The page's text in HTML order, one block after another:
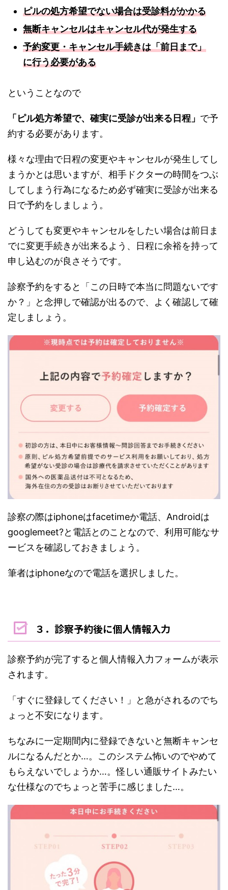
ピルの処方希望でない場合は受診料がかかる
無断キャンセルはキャンセル代が発生する
予約変更・キャンセル手続きは「前日まで」
に行う必要がある
ということなので
「ピル処方希望で、確実に受診が出来る日程」 で予
約する必要があります。
様々な理由で日程の変更やキャンセルが発生してし
まうかとは思いますが、相手ドクターの時間をつぶ
してしまう行為になるため必ず確実に受診が出来る
日で予約をしましょう。
どうしても変更やキャンセルをしたい場合は前日ま
でに変更手続きが出来るよう、日程に余裕を持って
申し込むのが良さそうです。
診察予約をすると「この日時で本当に問題ないです
か？」と念押しで確認が出るので、よく確認して確
定しましょう。
診察の際はiphoneはfacetimeか電話、Androidは
googlemeet?と電話とのことなので、利用可能なサ
ービスを確認しておきましょう。
筆者はiphoneなので電話を選択しました。
３．診察予約後に個人情報入力
診察予約が完了すると個人情報入力フォームが表示
されます。
「すぐに登録してください！」と急がされるのでち
ょっと不安になります。
ちなみに一定期間内に登録できないと無断キャンセ
ルになるんだとか…。このシステム怖いのでやめて
もらえないでしょうか…。怪しい通販サイトみたい
な仕様なのでちょっと苦手に感じました…。